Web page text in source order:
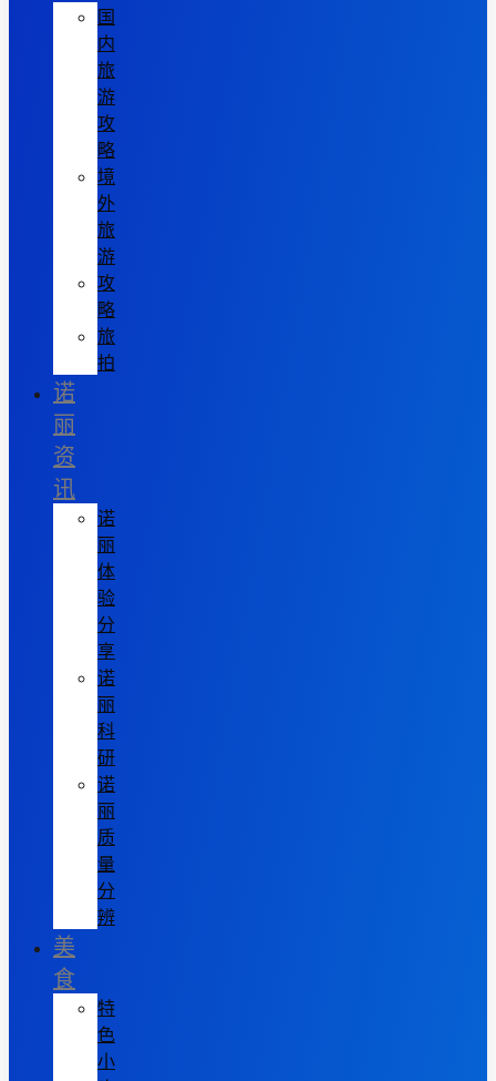
国
内
旅
游
攻
略
境
外
旅
游
攻
略
旅
拍
诺
丽
资
讯
诺
丽
体
验
分
享
诺
丽
科
研
诺
丽
质
量
分
辨
美
食
特
色
小